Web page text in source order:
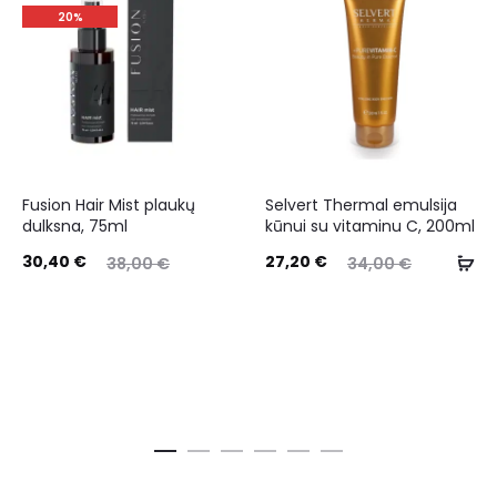
20%
Fusion Hair Mist plaukų
dulksna, 75ml
38,00€
30,40 €
Selvert Thermal emulsija
kūnui su vitaminu C, 200ml
34,00€
27,20 €